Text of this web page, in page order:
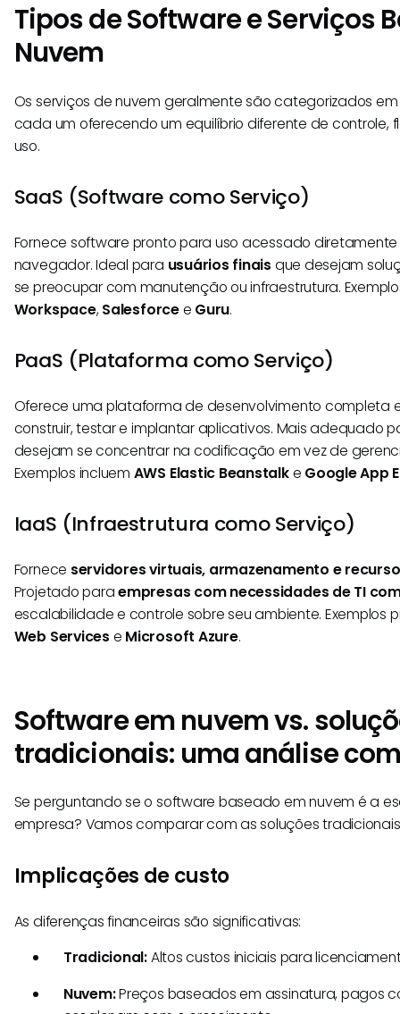
Tipos de Software e Serviços
Nuvem
Os serviços de nuvem geralmente são categorizados
cada um oferecendo um equilíbrio diferente de controle,
uso.
SaaS (Software como Serviço)
Fornece software pronto para uso acessado
navegador. Ideal para usuários finais que desejam
se preocupar com manutenção ou infraestrutura.
Workspace, Salesforcee Guru.
PaaS (Plataforma como Serviço)
Oferece uma plataforma de desenvolvimento completa
construir, testar e implantar aplicativos. Mais adequado
desejam se concentrar na codificação em vez de
Exemplos incluem AWS Elastic Beanstalke Google App
IaaS (Infraestrutura como Serviço)
Fornece servidores virtuais, armazenamento e
Projetado paraempresas com necessidades de TI
escalabilidade e controle sobre seu ambiente. Exemplos
Web Services e Microsoft Azure.
Software em nuvem vs.
tradicionais: uma análise
Se perguntando se o software baseado em nuvem é a
empresa? Vamos comparar com as soluções
Implicações de custo
As diferenças financeiras são significativas:
Tradicional:Altos custos iniciais para
Nuvem:Preços baseados em assinatura, pagos